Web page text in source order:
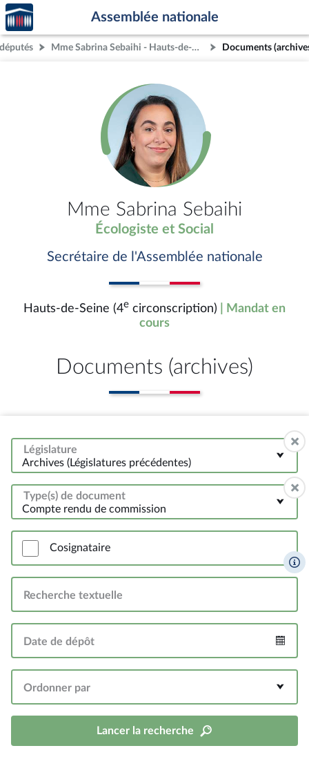
Aller au contenu
Aller en bas de la page
Accèder
à la
page
d'accueil
Assemblée nationale
Mme Sabrina Sebaihi - Hauts-de-Seine (4e circonscription) Documents
Mme Sabrina Sebaihi
Écologiste et Social
Secrétaire de l'Assemblée nationale
Hauts-de-Seine (4e circonscription)
| Mandat en
cours
Documents (archives)
Législature
Archives (Législatures précédentes)
Type(s) de document
Compte rendu de commission
Cosignataire
Recherche textuelle
Date de dépôt
Ordonner par
Lancer la recherche